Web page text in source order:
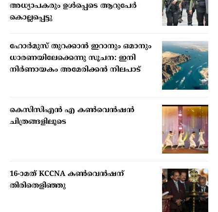
അധ്യാപകരും ഉള്‍പ്പെടെ ആറുപേര്‍
കൊല്ലപ്പെട്ടു
ഹോര്‍മുസ് തുറക്കാന്‍ ഇറാനും ഒമാനും
ധാരണയിലേക്കെന്നു സൂചന: ഇനി
നിര്‍ണായകം അമേരിക്കന്‍ നിലപാട്
കെസിസിഎൻ എ കൺവെൻഷൻ
ചിത്രങ്ങളിലൂടെ
16-ാമത് KCCNA കൺവെൻഷന്
തിരിതെളിഞ്ഞു